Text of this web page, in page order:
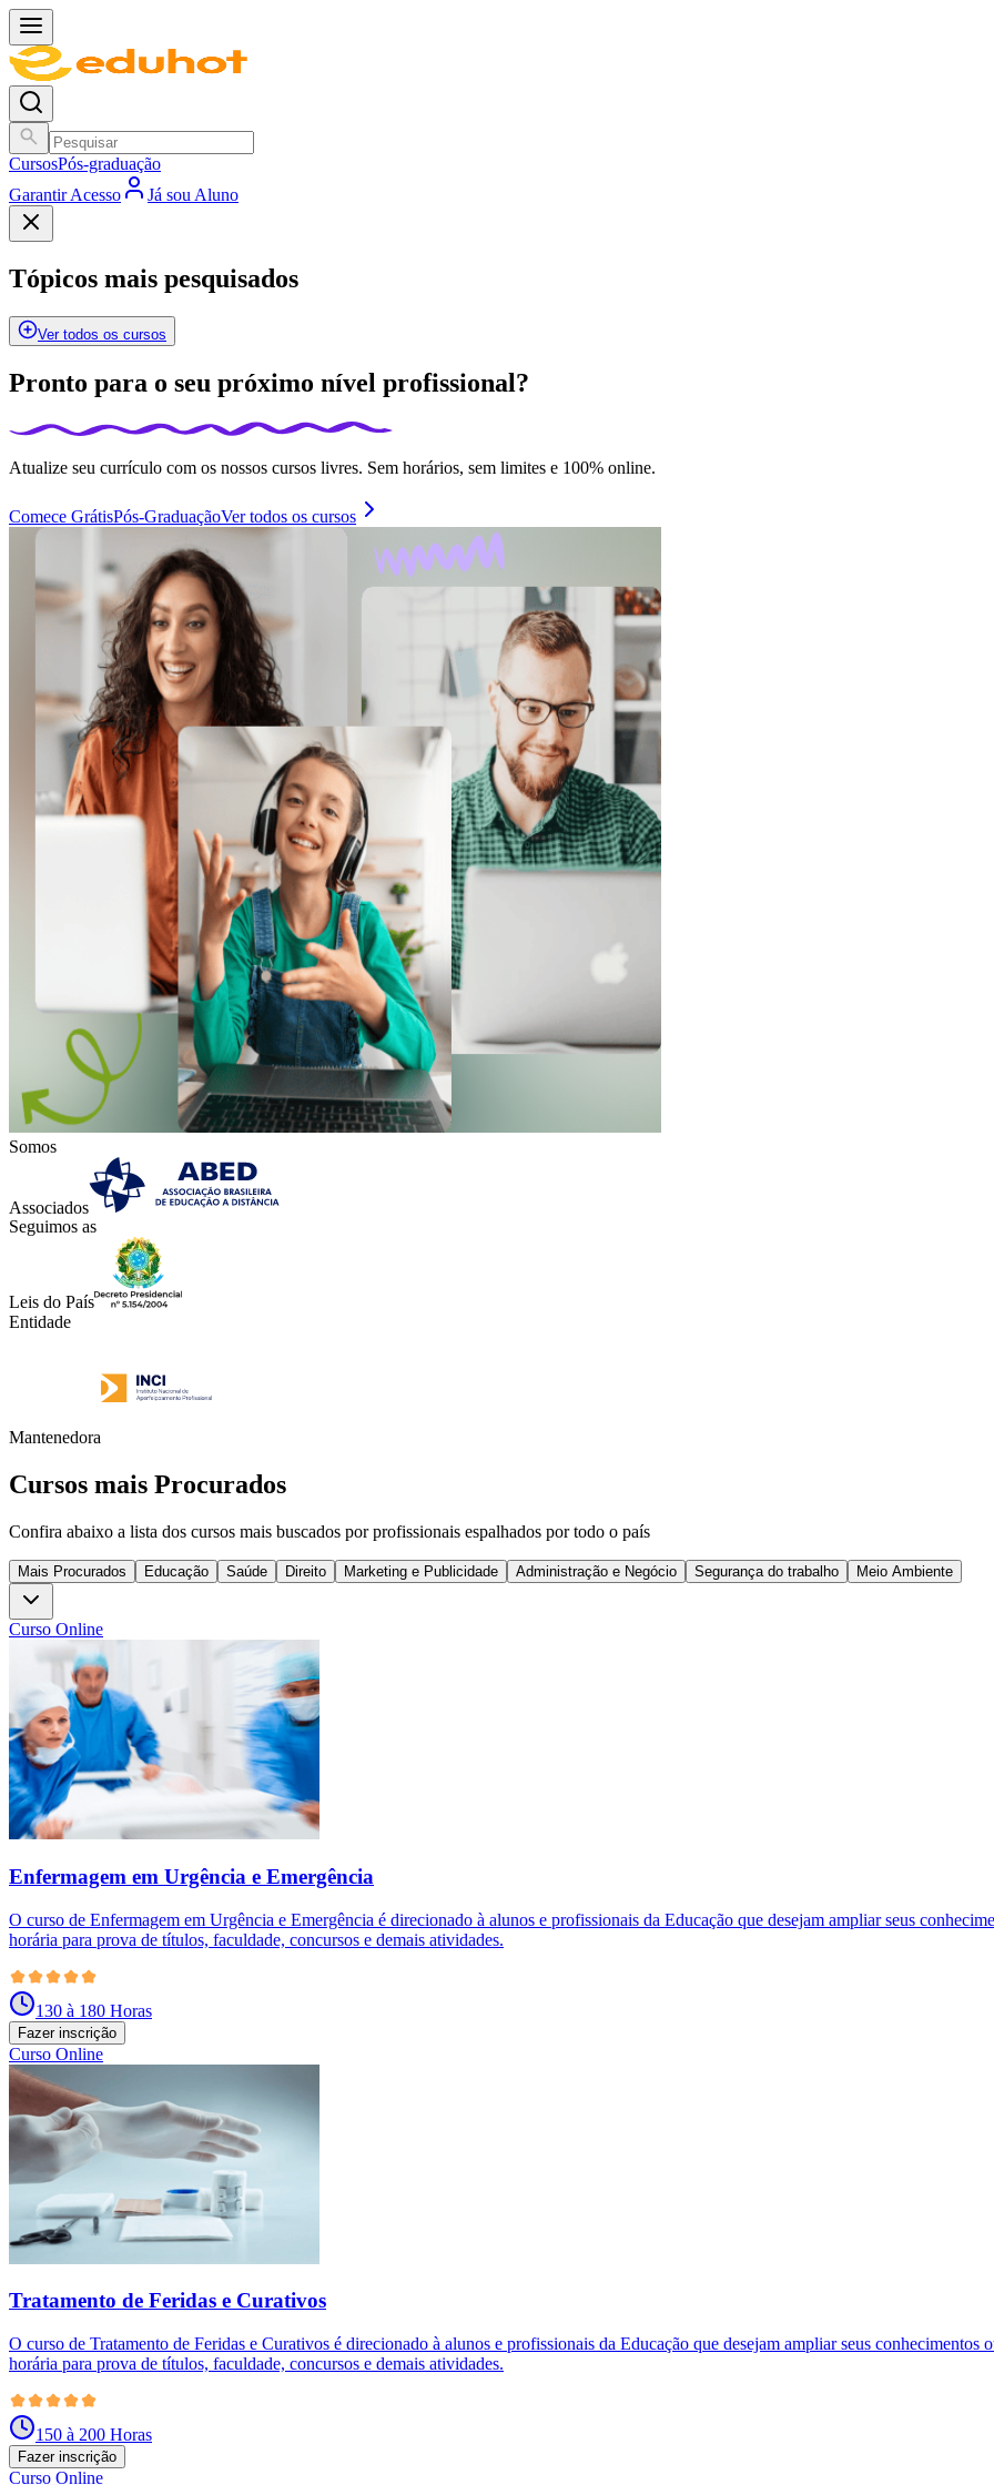
CursosPós-graduação
Garantir Acesso
Já sou Aluno
Tópicos mais pesquisados
Ver todos os cursos
Pronto para o seu próximo nível profissional?
Atualize seu currículo com os nossos cursos livres. Sem horários, sem limites e 100% online.
Comece GrátisPós-GraduaçãoVer todos os cursos
Somos
Associados
Seguimos as
Leis do País
Entidade
Mantenedora
Cursos mais Procurados
Confira abaixo a lista dos cursos mais buscados por profissionais espalhados por todo o país
Mais Procurados Educação Saúde Direito Marketing e Publicidade Administração e Negócio Segurança do trabalho Meio Ambiente
Curso Online
Enfermagem em Urgência e Emergência
O curso de Enfermagem em Urgência e Emergência é direcionado à alunos e profissionais da Educação que desejam ampliar seus
horária para prova de títulos, faculdade, concursos e demais atividades.
130 à 180 Horas
Fazer inscrição
Curso Online
Tratamento de Feridas e Curativos
O curso de Tratamento de Feridas e Curativos é direcionado à alunos e profissionais da Educação que desejam ampliar seus conhecimentos
horária para prova de títulos, faculdade, concursos e demais atividades.
150 à 200 Horas
Fazer inscrição
Curso Online